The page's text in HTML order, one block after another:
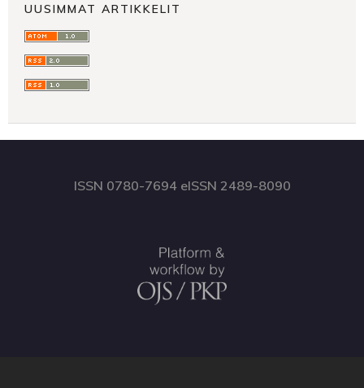
UUSIMMAT ARTIKKELIT
ISSN 0780-7694 eISSN 2489-8090